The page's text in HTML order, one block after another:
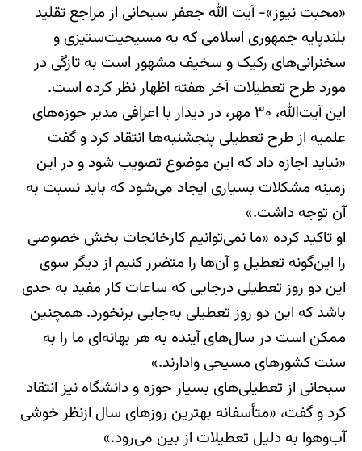
«محبت نیوز»- آیت الله جعفر سبحانی از مراجع تقلید
بلندپایه جمهوری اسلامی که به مسیحیت‌‌ستیزی و
سخنرانی‌‌های رکیک و سخیف مشهور است به تازگی در
مورد طرح تعطیلات آخر هفته اظهار نظر کرده است.
این آیت‌‌الله، ۳۰ مهر، در دیدار با اعرافی مدیر حوزه‌های
علمیه از طرح تعطیلی پنجشنبه‌‌ها انتقاد کرد و گفت
«نباید اجازه داد که این موضوع تصویب شود و در این
زمینه مشکلات بسیاری ایجاد می‌شود که باید نسبت به
آن توجه داشت.»
او تاکید کرده «ما نمی‌توانیم کارخانجات بخش خصوصی
را این‌گونه تعطیل و آن‌ها را متضرر کنیم از دیگر سوی
این دو روز تعطیلی درجایی که ساعات کار مفید به حدی
باشد که این دو روز تعطیلی به‌جایی برنخورد. همچنین
ممکن است در سال‌های آینده به هر بهانه‌ای ما را به
سنت کشورهای مسیحی وادارند.»
سبحانی از تعطیلی‌های بسیار حوزه و دانشگاه نیز انتقاد
کرد و گفت، «متأسفانه بهترین روزهای سال ازنظر خوشی
آب‌وهوا به دلیل تعطیلات از بین می‌رود.»